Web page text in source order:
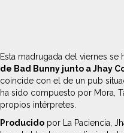
Esta madrugada del viernes
de Bad Bunny junto a Jhay
coincide con el de un pub
ha sido compuesto por Mora,
propios intérpretes.
Producido por La Paciencia,